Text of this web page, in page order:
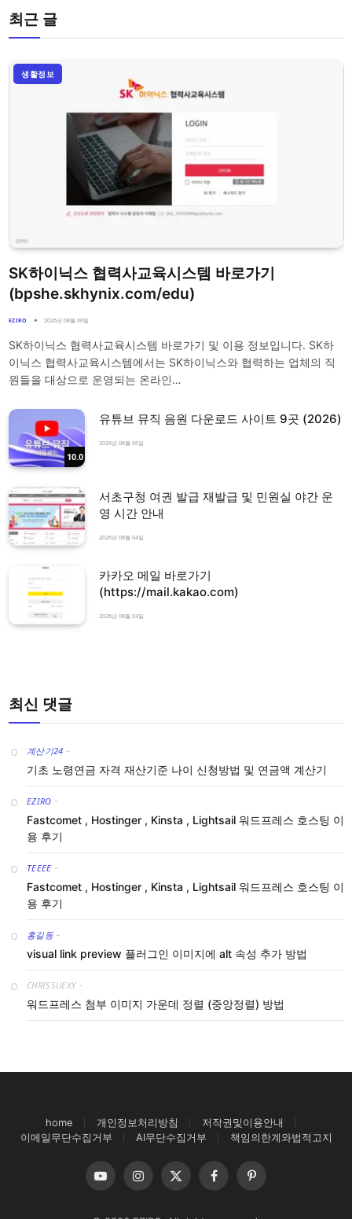
최근 글
생활정보
SK하이닉스 협력사교육시스템 바로가기
(bpshe.skhynix.com/edu)
EZIRO 2026년 08월 06일
SK하이닉스 협력사교육시스템 바로가기 및 이용 정보입니다. SK하
이닉스 협력사교육시스템에서는 SK하이닉스와 협력하는 업체의 직
원들을 대상으로 운영되는 온라인…
10.0
유튜브 뮤직 음원 다운로드 사이트 9곳 (2026)
2026년 08월 05일
서초구청 여권 발급 재발급 및 민원실 야간 운
영 시간 안내
2026년 08월 04일
카카오 메일 바로가기
(https://mail.kakao.com)
2026년 08월 03일
최신 댓글
계산기24 -
기초 노령연금 자격 재산기준 나이 신청방법 및 연금액 계산기
EZIRO -
Fastcomet , Hostinger , Kinsta , Lightsail 워드프레스 호스팅 이
용 후기
TEEEE -
Fastcomet , Hostinger , Kinsta , Lightsail 워드프레스 호스팅 이
용 후기
홍길동 -
visual link preview 플러그인 이미지에 alt 속성 추가 방법
CHRISSUEXY -
워드프레스 첨부 이미지 가운데 정렬 (중앙정렬) 방법
home 개인정보처리방침
저작권및이용안내
이메일무단수집거부
AI무단수집거부 책임의한계와법적고지
YouTubeInstagram
X
FacebookPinterest